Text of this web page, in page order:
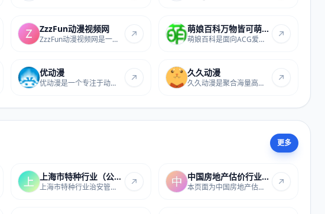
ZzzFun动漫视频网
ZzzFun动漫视频网是一个提供免费在线观看和下...
萌娘百科万物皆可萌的百科全书...
萌娘百科是面向ACG爱好者的专业萌化知识收录，...
优动漫
优动漫是一个专注于动漫资源与创作交流的社区...
久久动漫
久久动漫是聚合海量高清热门动漫资源的在线观...
更多
上海市特种行业（公章刻制业）...
上海市特种行业治安管理信息系统是上海市公安...
中国房地产估价行业管理信息平...
本页面为中国房地产估价协会官方提供的全国房...